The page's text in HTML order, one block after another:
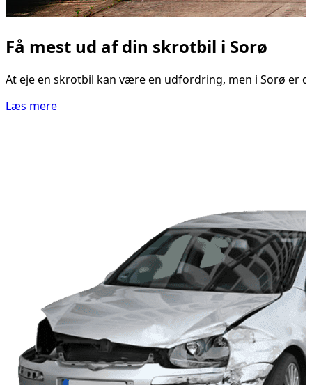
Få mest ud af din skrotbil i Sorø
At eje en skrotbil kan være en udfordring, men i Sorø er
Læs mere